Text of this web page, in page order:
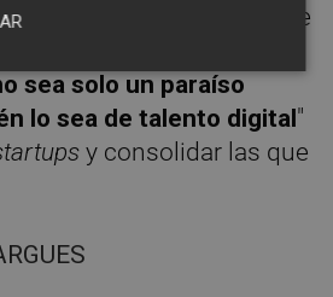
para la Comunitat y que
un
sea solo un paraíso
lo sea de talento digital"
y consolidar las que